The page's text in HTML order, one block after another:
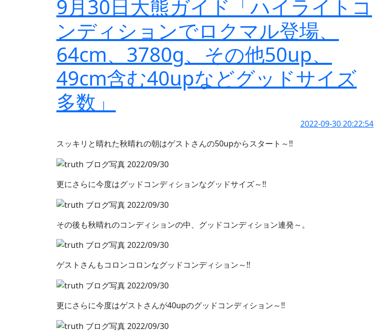
9月30日大熊ガイド「ハイライトコ
ンディションでロクマル登場、
64cm、3780g、その他50up、
49cm含む40upなどグッドサイズ
多数」
2022-09-30 20:22:54
スッキリと晴れた秋晴れの朝はゲストさんの50upからスタート～!!
更にさらに今度はグッドコンディションなグッドサイズ～!!
その後も秋晴れのコンディションの中、グッドコンディション連発～。
ゲストさんもコロンコロンなグッドコンディション～!!
更にさらに今度はゲストさんが40upのグッドコンディション～!!